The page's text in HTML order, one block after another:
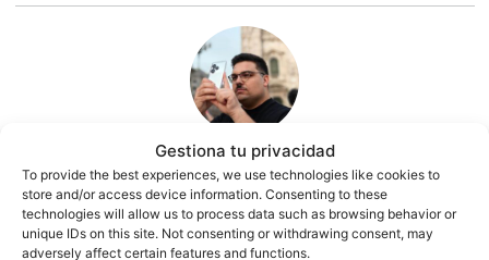
Gestiona tu privacidad
To provide the best experiences, we use technologies like cookies to
store and/or access device information. Consenting to these
technologies will allow us to process data such as browsing behavior or
unique IDs on this site. Not consenting or withdrawing consent, may
adversely affect certain features and functions.
Quelian Sanz
11059 artículos publicados en ProAndroid desde 2020.